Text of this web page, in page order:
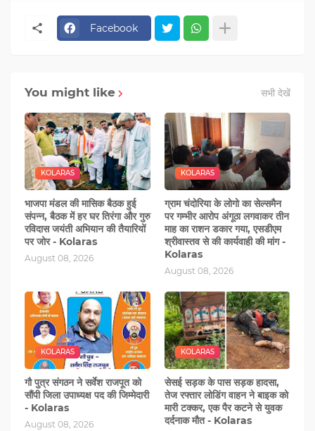
Facebook
You might like सभी देखें
KOLARAS
भाजपा मंडल की मासिक बैठक हुई
संपन्न, बैठक में हर घर तिरंगा और गुरु
रविदास जयंती अभियान की तैयारियों
पर जोर - Kolaras
August 08, 2026
KOLARAS
ग्राम चंदोरिया के लोगो का सेल्समैन
पर गम्‍भीर आरोप अंगूठा लगवाकर तीन
माह का राशन डकार गया, एसडीएम
श्रीवास्‍तव से की कार्यवाही की मांग -
Kolaras
August 08, 2026
KOLARAS
गौ पुत्र संगठन ने सर्वेश राजपूत को
सौंपी जिला उपाध्यक्ष पद की जिम्‍मेदारी
- Kolaras
August 08, 2026
KOLARAS
सेसई सड़क के पास सड़क हादसा,
तेज रफ्तार लोडिंग वाहन ने बाइक को
मारी टक्‍कर, एक पैर कटने से युवक
दर्दनाक मौत - Kolaras